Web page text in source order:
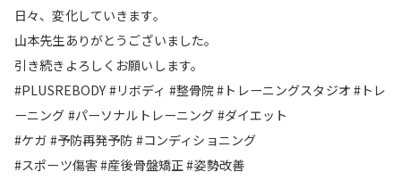
日々、変化していきます。
山本先生ありがとうございました。
引き続きよろしくお願いします。
#PLUSREBODY #リボディ #整骨院 #トレーニングスタジオ #トレ
ーニング #パーソナルトレーニング #ダイエット
#ケガ #予防再発予防 #コンディショニング
#スポーツ傷害 #産後骨盤矯正 #姿勢改善